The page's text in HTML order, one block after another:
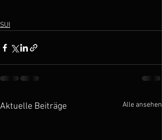
SUI
Aktuelle Beiträge Alle ansehen